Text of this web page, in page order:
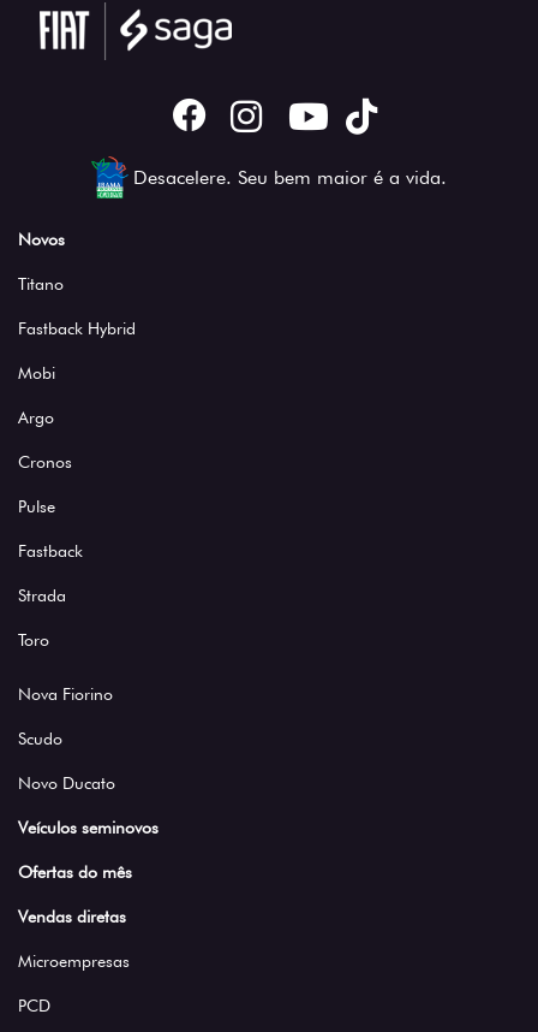
Desacelere. Seu bem maior é a vida.
Novos
Titano
Fastback Hybrid
Mobi
Argo
Cronos
Pulse
Fastback
Strada
Toro
Nova Fiorino
Scudo
Novo Ducato
Veículos seminovos
Ofertas do mês
Vendas diretas
Microempresas
PCD